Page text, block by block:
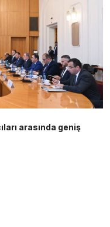
arasında geniş